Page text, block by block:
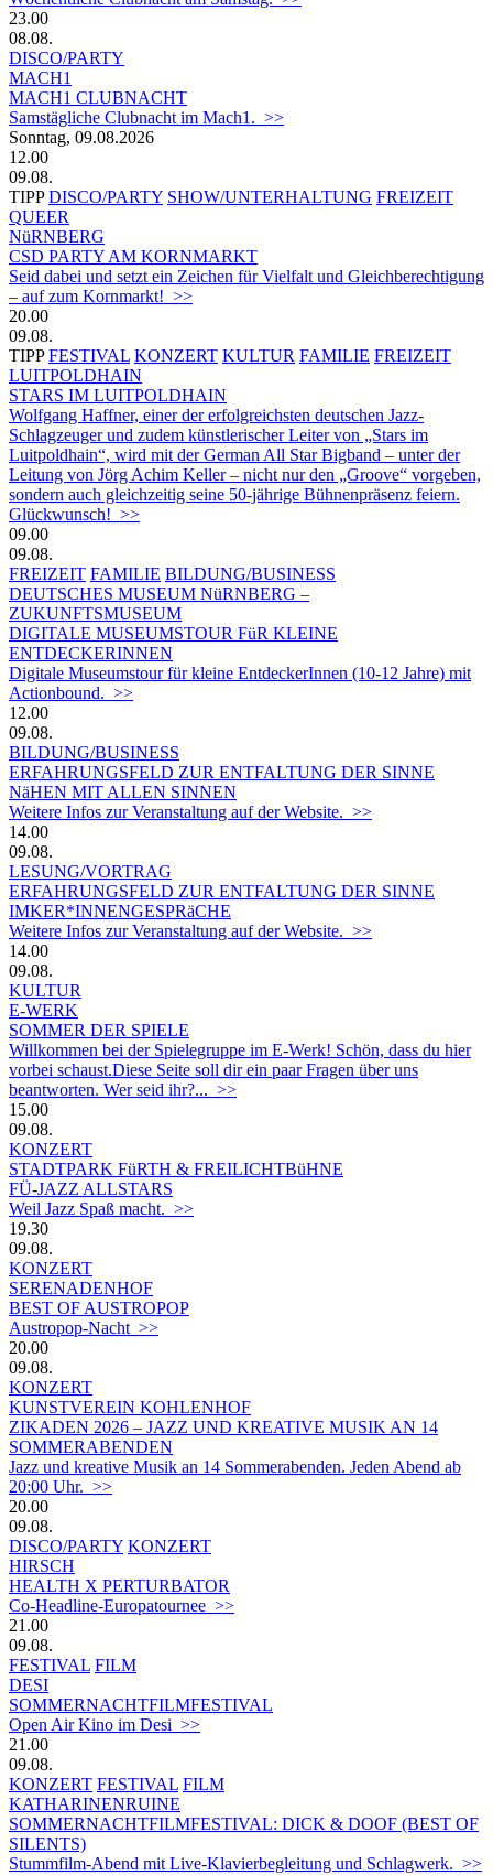
23.00
08.08.
DISCO/PARTY
MACH1
MACH1 CLUBNACHT
Samstägliche Clubnacht im Mach1. >>
Sonntag, 09.08.2026
12.00
09.08.
TIPP DISCO/PARTY SHOW/UNTERHALTUNG FREIZEIT
QUEER
NüRNBERG
CSD PARTY AM KORNMARKT
Seid dabei und setzt ein Zeichen für Vielfalt und Gleichberechtigung
– auf zum Kornmarkt! >>
20.00
09.08.
TIPP FESTIVAL KONZERT KULTUR FAMILIE FREIZEIT
LUITPOLDHAIN
STARS IM LUITPOLDHAIN
Wolfgang Haffner, einer der erfolgreichsten deutschen Jazz-
Schlagzeuger und zudem künstlerischer Leiter von „Stars im
Luitpoldhain“, wird mit der German All Star Bigband – unter der
Leitung von Jörg Achim Keller – nicht nur den „Groove“ vorgeben,
sondern auch gleichzeitig seine 50-jährige Bühnenpräsenz feiern.
Glückwunsch! >>
09.00
09.08.
FREIZEIT FAMILIE BILDUNG/BUSINESS
DEUTSCHES MUSEUM NüRNBERG –
ZUKUNFTSMUSEUM
DIGITALE MUSEUMSTOUR FüR KLEINE
ENTDECKERINNEN
Digitale Museumstour für kleine EntdeckerInnen (10-12 Jahre) mit
Actionbound. >>
12.00
09.08.
BILDUNG/BUSINESS
ERFAHRUNGSFELD ZUR ENTFALTUNG DER SINNE
NäHEN MIT ALLEN SINNEN
Weitere Infos zur Veranstaltung auf der Website. >>
14.00
09.08.
LESUNG/VORTRAG
ERFAHRUNGSFELD ZUR ENTFALTUNG DER SINNE
IMKER*INNENGESPRäCHE
Weitere Infos zur Veranstaltung auf der Website. >>
14.00
09.08.
KULTUR
E-WERK
SOMMER DER SPIELE
Willkommen bei der Spielegruppe im E-Werk! Schön, dass du hier
vorbei schaust.Diese Seite soll dir ein paar Fragen über uns
beantworten. Wer seid ihr?... >>
15.00
09.08.
KONZERT
STADTPARK FüRTH & FREILICHTBüHNE
FÜ-JAZZ ALLSTARS
Weil Jazz Spaß macht. >>
19.30
09.08.
KONZERT
SERENADENHOF
BEST OF AUSTROPOP
Austropop-Nacht >>
20.00
09.08.
KONZERT
KUNSTVEREIN KOHLENHOF
ZIKADEN 2026 – JAZZ UND KREATIVE MUSIK AN 14
SOMMERABENDEN
Jazz und kreative Musik an 14 Sommerabenden. Jeden Abend ab
20:00 Uhr. >>
20.00
09.08.
DISCO/PARTY KONZERT
HIRSCH
HEALTH X PERTURBATOR
Co-Headline-Europatournee >>
21.00
09.08.
FESTIVAL FILM
DESI
SOMMERNACHTFILMFESTIVAL
Open Air Kino im Desi >>
21.00
09.08.
KONZERT FESTIVAL FILM
KATHARINENRUINE
SOMMERNACHTFILMFESTIVAL: DICK & DOOF (BEST OF
SILENTS)
Stummfilm-Abend mit Live-Klavierbegleitung und Schlagwerk. >>